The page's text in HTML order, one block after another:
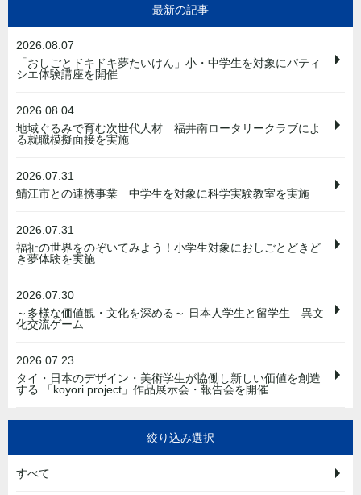
最新の記事
2026.08.07
「おしごとドキドキ夢たいけん」小・中学生を対象にパティ
シエ体験講座を開催
2026.08.04
地域ぐるみで育む次世代人材 福井南ロータリークラブによ
る就職模擬面接を実施
2026.07.31
鯖江市との連携事業 中学生を対象に科学実験教室を実施
2026.07.31
福祉の世界をのぞいてみよう！小学生対象におしごとどきど
き夢体験を実施
2026.07.30
～多様な価値観・文化を深める～ 日本人学生と留学生 異文
化交流ゲーム
2026.07.23
タイ・日本のデザイン・美術学生が協働し新しい価値を創造
する 「koyori project」作品展示会・報告会を開催
絞り込み選択
すべて